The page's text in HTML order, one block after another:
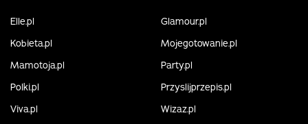
Elle.pl
Glamour.pl
Kobieta.pl
Mojegotowanie.pl
Mamotoja.pl
Party.pl
Polki.pl
Przyslijprzepis.pl
Viva.pl
Wizaz.pl